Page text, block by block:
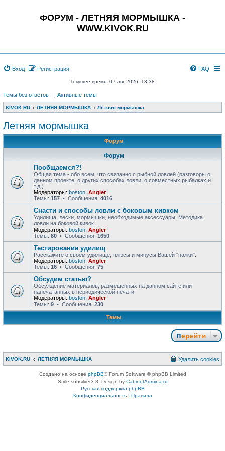
ФОРУМ - ЛЕТНЯЯ МОРМЫШКА -
WWW.KIVOK.RU
Вход Регистрация FAQ
Текущее время: 07 авг 2026, 13:38
Темы без ответов | Активные темы
KIVOK.RU ЛЕТНЯЯ МОРМЫШКА Летняя мормышка
Летняя мормышка
Форум
Форум
Пообщаемся?!
Общая тема - обо всем, что связанно с рыбной ловлей (разговоры о
данном проекте, о других способах ловли, о совместных рыбалках и
т.д.)
Модераторы: boston Angler
Темы: 157 • Сообщения: 4016
Снасти и способы ловли с боковым кивком
Удилища, лески, мормышки, необходимые аксессуары. Методика
ловли на боковой кивок.
Модераторы: boston Angler
Темы: 80 • Сообщения: 1650
Тестирование удилищ
Расскажите о своем удилище, плюсы и минусы Вашей "палки".
Модераторы: boston Angler
Темы: 16 • Сообщения: 75
Обсудим статью?
Обсуждение материалов, размещенных на данном сайте или
напечатанных в периодической печати.
Модераторы: boston Angler
Темы: 9 • Сообщения: 230
Темы
Перейти
KIVOK.RU ЛЕТНЯЯ МОРМЫШКА Удалить cookies
Создано на основе phpBB® Forum Software © phpBB Limited
Style subsilver3.3. Design by CabinetAdmina.ru
Русская поддержка phpBB
Конфиденциальность| Правила